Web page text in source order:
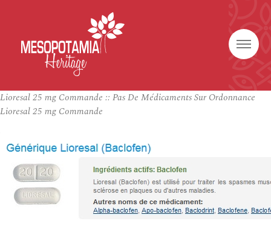
Lioresal 25 mg Commande :: Pas De Médicaments Sur Ordonnance
Lioresal 25 mg Commande